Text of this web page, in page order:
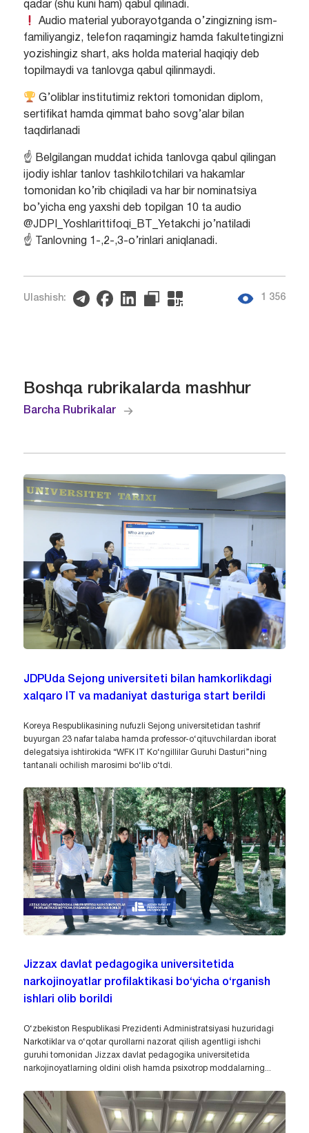
qadar (shu kuni ham) qabul qilinadi.
Audio material yuborayotganda o’zingizning ism-
familiyangiz, telefon raqamingiz hamda fakultetingizni
yozishingiz shart, aks holda material haqiqiy deb
topilmaydi va tanlovga qabul qilinmaydi.
G’oliblar institutimiz rektori tomonidan diplom,
sertifikat hamda qimmat baho sovg’alar bilan
taqdirlanadi
☝️ Belgilangan muddat ichida tanlovga qabul qilingan
ijodiy ishlar tanlov tashkilotchilari va hakamlar
tomonidan ko’rib chiqiladi va har bir nominatsiya
bo’yicha eng yaxshi deb topilgan 10 ta audio
@JDPI_Yoshlarittifoqi_BT_Yetakchi jo’natiladi
☝️ Tanlovning 1-,2-,3-o’rinlari aniqlanadi.
Ulashish: 1 356
Boshqa rubrikalarda mashhur
Barcha Rubrikalar
JDPUda Sejong universiteti bilan hamkorlikdagi
xalqaro IT va madaniyat dasturiga start berildi
Koreya Respublikasining nufuzli Sejong universitetidan tashrif
buyurgan 23 nafar talaba hamda professor-o‘qituvchilardan iborat
delegatsiya ishtirokida “WFK IT Ko‘ngillilar Guruhi Dasturi”ning
tantanali ochilish marosimi bo‘lib o‘tdi.
Jizzax davlat pedagogika universitetida
narkojinoyatlar profilaktikasi bo‘yicha o‘rganish
ishlari olib borildi
O‘zbekiston Respublikasi Prezidenti Administratsiyasi huzuridagi
Narkotiklar va o‘qotar qurollarni nazorat qilish agentligi ishchi
guruhi tomonidan Jizzax davlat pedagogika universitetida
narkojinoyatlarning oldini olish hamda psixotrop moddalarning...